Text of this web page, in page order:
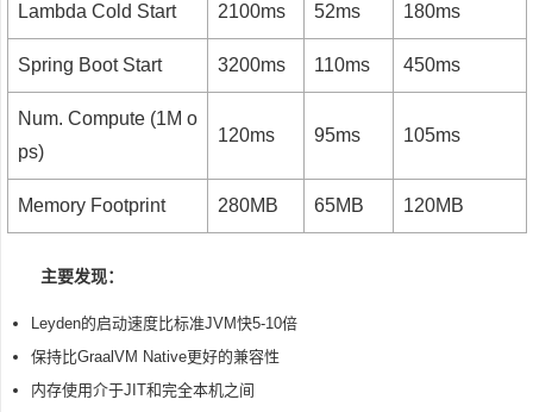
Lambda Cold Start 2100ms 52ms 180ms
Spring Boot Start 3200ms 110ms 450ms
Num. Compute (1M o
ps)
120ms 95ms 105ms
Memory Footprint 280MB 65MB 120MB
主要发现：
Leyden的启动速度比标准JVM快5-10倍
保持比GraalVM Native更好的兼容性
内存使用介于JIT和完全本机之间